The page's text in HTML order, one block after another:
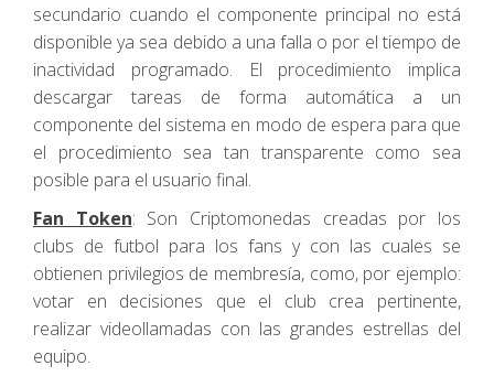
secundario cuando el componente principal no está
disponible ya sea debido a una falla o por el tiempo de
inactividad programado. El procedimiento implica
descargar tareas de forma automática a un
componente del sistema en modo de espera para que
el procedimiento sea tan transparente como sea
posible para el usuario final.
Fan Token: Son Criptomonedas creadas por los
clubs de futbol para los fans y con las cuales se
obtienen privilegios de membresía, como, por ejemplo:
votar en decisiones que el club crea pertinente,
realizar videollamadas con las grandes estrellas del
equipo.